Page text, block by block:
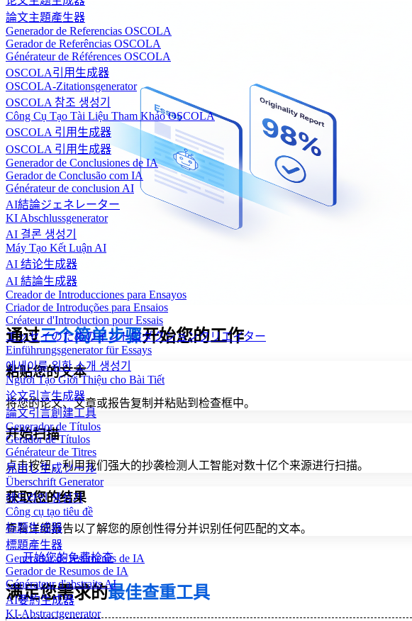
論文主題產生器
Generador de Referencias OSCOLA
Gerador de Referências OSCOLA
Générateur de Références OSCOLA
OSCOLA引用生成器
OSCOLA-Zitationsgenerator
OSCOLA 참조 생성기
Công Cụ Tạo Tài Liệu Tham Khảo OSCOLA
OSCOLA 引用生成器
OSCOLA 引用生成器
Generador de Conclusiones de IA
Gerador de Conclusão com IA
Générateur de conclusion AI
AI結論ジェネレーター
KI Abschlussgenerator
AI 결론 생성기
Máy Tạo Kết Luận AI
AI 结论生成器
AI 結論生成器
Creador de Introducciones para Ensayos
Criador de Introduções para Ensaios
Créateur d'Introduction pour Essais
エッセイのためのイントロダクションクリエイター
Einführungsgenerator für Essays
에세이를 위한 소개 생성기
Người Tạo Giới Thiệu cho Bài Tiết
论文引言生成器
論文引言創建工具
Generador de Títulos
Gerador de Títulos
Générateur de Titres
見出し生成ツール
Überschrift Generator
헤드라인 생성기
Công cụ tạo tiêu đề
标题生成器
標題產生器
Generador de resúmenes de IA
Gerador de Resumos de IA
Générateur d'abstraits AI
AI要約生成器
KI-Abstractgenerator
通过三个简单步骤开始您的工作
粘贴您的文本
将您的论文、文章或报告复制并粘贴到检查框中。
开始扫描
点击按钮，利用我们强大的抄袭检测人工智能对数十亿个来源进行扫描。
获取您的结果
查看详细报告以了解您的原创性得分并识别任何匹配的文本。
开始您的免费检查
满足您需求的最佳查重工具